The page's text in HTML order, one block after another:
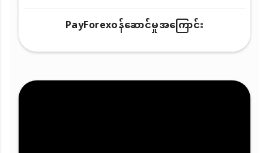
PayForex၀န်ဆောင်မှုအကြောင်း